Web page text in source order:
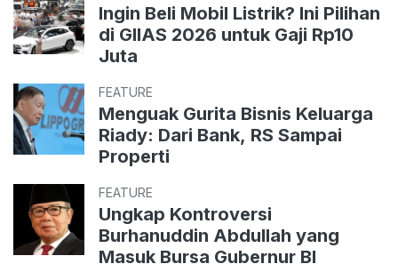
Ingin Beli Mobil Listrik? Ini Pilihan
di GIIAS 2026 untuk Gaji Rp10
Juta
FEATURE
Menguak Gurita Bisnis Keluarga
Riady: Dari Bank, RS Sampai
Properti
FEATURE
Ungkap Kontroversi
Burhanuddin Abdullah yang
Masuk Bursa Gubernur BI